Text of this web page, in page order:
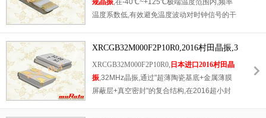
路,功耗更省,即使在高低温交替,强干扰等复杂
工况下也能维持持续稳定的信号输出.
温度系数低,有效避免温度波动对时钟信号的干
高的应用场景.同时具备快速起振特性,确保汽
车电子系统启动阶段的时钟信号快速稳定.
XRCGB32M000F2P10R0,2016村田晶振,3
2MHz晶振
XRCGB32M000F2P10R0, 日本进口2016村田晶
振 ,32MHz晶振,通过"超薄陶瓷基底+金属薄膜
屏蔽层+真空密封"的复合结构,在2016超小封